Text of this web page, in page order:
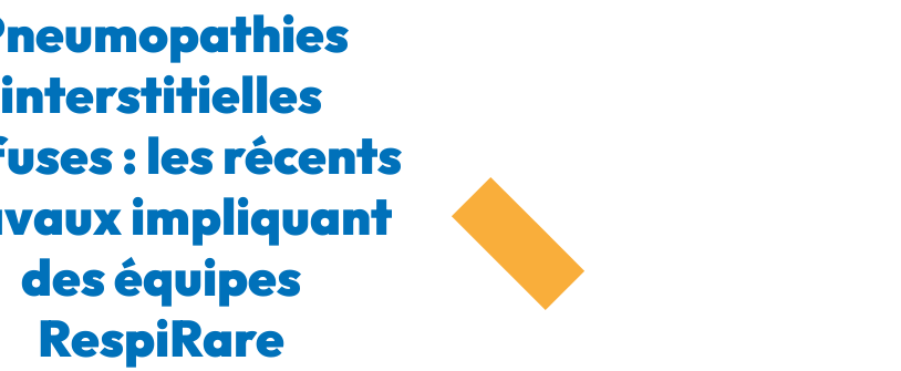
interstitielles
: les récents
impliquant
des équipes
RespiRare